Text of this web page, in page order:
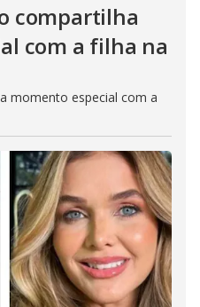
compartilha
com a filha na
momento especial com a